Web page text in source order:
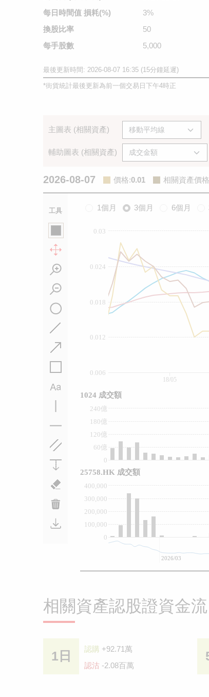
每日時間值 損耗(%)
3%
換股比率
50
每手股數
5,000
最後更新時間: 2026-08-07 16:35 (15分鐘延遲)
*街貨統計最後更新為前一個交易日下午4時正
主圖表 (相關資產)
輔助圖表 (相關資產)
2026-08-07 價格:0.01 相關資產價格
工具 1個月 3個月 6個月
0.006
0.012
0.018
0.024
0.03
0
60億
120億
180億
240億
0
200,000
400,000
100,000
300,000
18/05
2026/03
1024 成交額
25758.HK 成交額
相關資產認股證資金流
1日 認購 +92.71萬
認沽 -2.08百萬